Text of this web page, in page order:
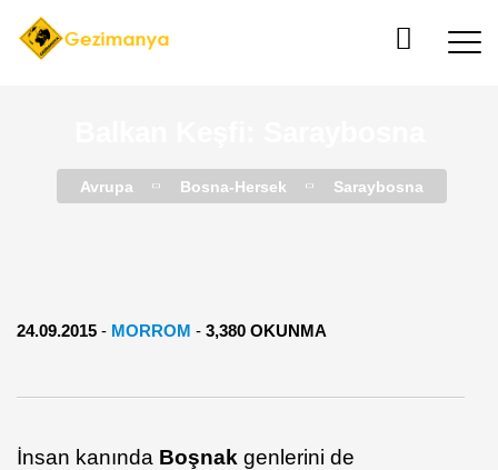
Avrupa Bosna-Hersek Saraybosna
24.09.2015 - MORROM - 3,380 OKUNMA
İnsan kanında Boşnak genlerini de